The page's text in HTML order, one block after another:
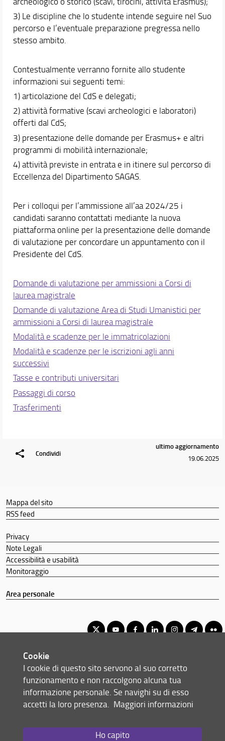
3) Le discipline che lo studente intende seguire nel Suo
percorso e l’eventuale preparazione pregressa nello
stesso ambito.
Contestualmente verranno fornite allo studente
informazioni sui seguenti temi:
1) articolazione del CdS e delegati;
2) attività formative (scavi archeologici e laboratori)
offerti dal CdS;
3) presentazione delle domande per Erasmus+ e altri
programmi di mobilità internazionale;
4) attività previste in entrata e in itinere sul percorso di
Eccellenza del Dipartimento SAGAS.
Per i colloqui per l’ammissione all’aa 2024/25 i
candidati saranno contattati mediante la nuova
piattaforma online per la presentazione delle domande
di valutazione per concordare un appuntamento con il
Presidente del CdS.
Domande di valutazione per ammissioni a Corsi di
laurea magistrale
Domande di valutazione Area di Studi Umanistici per
ammissioni a Corsi di laurea magistrale
Modalità e scadenze per le immatricolazioni
Modalità e scadenze per le iscrizioni agli anni
successivi
Tasse e contributi universitari
Passaggi di corso
Trasferimenti
Condividi
ultimo aggiornamento
19.06.2025
Mappa del sito
RSS feed
Privacy
Note Legali
Accessibilità e usabilità
Monitoraggio
Area personale
© Copyright 2012-2026 Università degli Studi di Firenze UNIFI
P.IVA/Cod.Fis 01279680480
Via Laura, 48 - 50121 Firenze (FI)
Email:scuola(AT)st-umaform.unifi.it
Cookie
I cookie di questo sito servono al suo corretto
funzionamento e non raccolgono alcuna tua
informazione personale. Se navighi su di esso
accetti la loro presenza. Maggiori informazioni
Ho capito